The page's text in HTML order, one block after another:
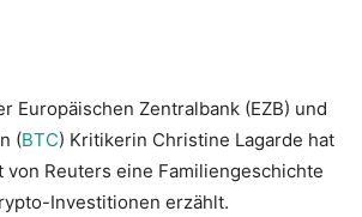
Europäischen Zentralbank (EZB) und
(BTC) Kritikerin Christine Lagarde hat
von Reuters eine Familiengeschichte
Investitionen erzählt.